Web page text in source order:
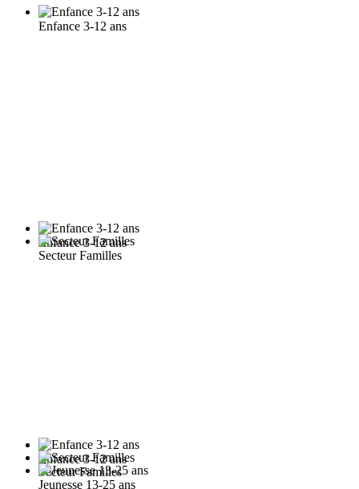
Enfance 3-12 ans
Enfance 3-12 ans
Enfance 3-12 ans
Secteur Familles
Secteur Familles
Jeunesse 13-25 ans